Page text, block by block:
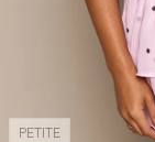
PETITE